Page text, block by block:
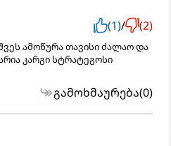
(1)/ (2)
ამოწურა თავისი ძალაო და
კარგი სტრატეგოსი
გამოხმაურება(0)